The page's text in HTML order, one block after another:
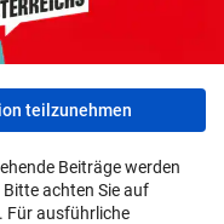
teilzunehmen
Beiträge werden
achten Sie auf
. Für ausführliche